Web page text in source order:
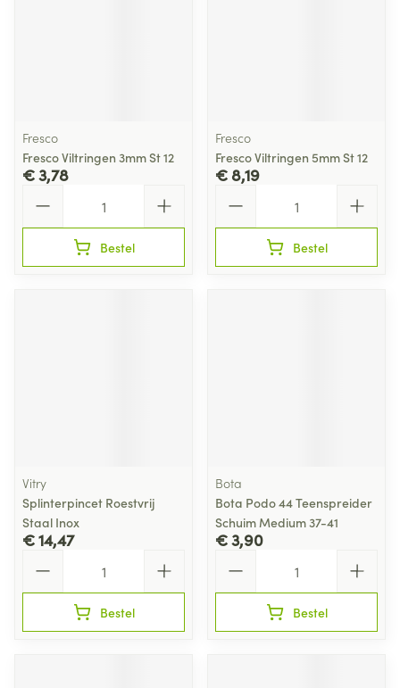
Fresco
Fresco Viltringen 3mm St 12
€ 3,78
Bestel
Fresco
Fresco Viltringen 5mm St 12
€ 8,19
Bestel
Vitry
Splinterpincet Roestvrij
Staal Inox
€ 14,47
Bestel
Bota
Bota Podo 44 Teenspreider
Schuim Medium 37-41
€ 3,90
Bestel